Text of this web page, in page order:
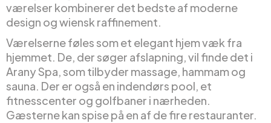
værelser kombinerer det bedste af moderne
design og wiensk raffinement.
Værelserne føles som et elegant hjem væk fra
hjemmet. De, der søger afslapning, vil finde det i
Arany Spa, som tilbyder massage, hammam og
sauna. Der er også en indendørs pool, et
fitnesscenter og golfbaner i nærheden.
Gæsterne kan spise på en af de fire restauranter.